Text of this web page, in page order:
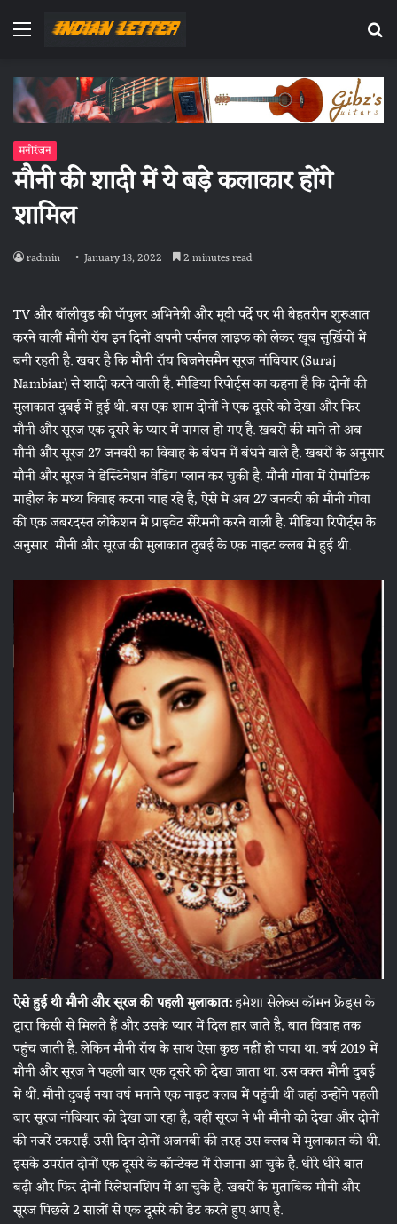
Menu
मनोरंजन
मौनी की शादी में ये बड़े कलाकार होंगे
शामिल
radmin January 18, 2022 2 minutes read
TV और बॉलीवुड की पॉपुलर अभिनेत्री और मूवी पर्दे पर भी बेहतरीन शुरुआत
करने वालीं मौनी रॉय इन दिनों अपनी पर्सनल लाइफ को लेकर खूब सुर्ख़ियों में
बनी रहती है. खबर है कि मौनी रॉय बिजनेसमैन सूरज नांबियार (Suraj
Nambiar) से शादी करने वाली है. मीडिया रिपोर्ट्स का कहना है कि दोनों की
मुलाकात दुबई में हुई थी. बस एक शाम दोनों ने एक दूसरे को देखा और फिर
मौनी और सूरज एक दूसरे के प्यार में पागल हो गए है. ख़बरों की माने तो अब
मौनी और सूरज 27 जनवरी का विवाह के बंधन में बंधने वाले है. खबरों के अनुसार
मौनी और सूरज ने डेस्टिनेशन वेडिंग प्लान कर चुकी है. मौनी गोवा में रोमांटिक
माहौल के मध्य विवाह करना चाह रहे है, ऐसे में अब 27 जनवरी को मौनी गोवा
की एक जबरदस्त लोकेशन में प्राइवेट सेरेमनी करने वाली है. मीडिया रिपोर्ट्स के
अनुसार मौनी और सूरज की मुलाकात दुबई के एक नाइट क्लब में हुई थी.
ऐसे हुई थी मौनी और सूरज की पहली मुलाकात:हमेशा सेलेब्स कॉमन फ्रेंड्स के
द्वारा किसी से मिलते हैं और उसके प्यार में दिल हार जाते है, बात विवाह तक
पहुंच जाती है. लेकिन मौनी रॉय के साथ ऐसा कुछ नहीं हो पाया था. वर्ष 2019 में
मौनी और सूरज ने पहली बार एक दूसरे को देखा जाता था. उस वक्त मौनी दुबई
में थीं. मौनी दुबई नया वर्ष मनाने एक नाइट क्लब में पहुंची थीं जहां उन्होंने पहली
बार सूरज नांबियार को देखा जा रहा है, वहीं सूरज ने भी मौनी को देखा और दोनों
की नजरें टकराईं. उसी दिन दोनों अजनबी की तरह उस क्लब में मुलाकात की थी.
इसके उपरांत दोनों एक दूसरे के कॉन्टेक्ट में रोजाना आ चुके है. धीरे धीरे बात
बढ़ी और फिर दोनों रिलेशनशिप में आ चुके है. खबरों के मुताबिक मौनी और
सूरज पिछले 2 सालों से एक दूसरे को डेट करते हुए आए है.